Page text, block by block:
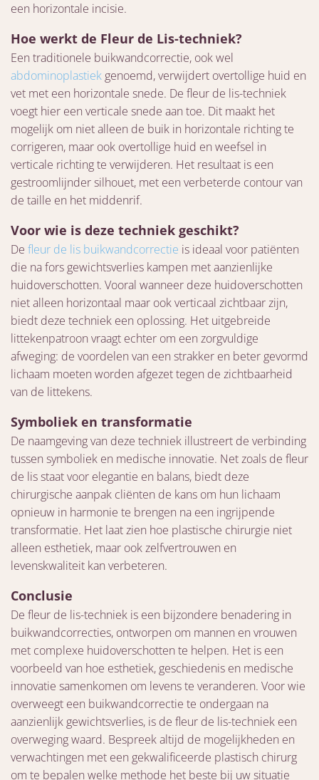
een horizontale incisie.
Hoe werkt de Fleur de Lis-techniek?
Een traditionele buikwandcorrectie, ook wel
abdominoplastiekgenoemd, verwijdert overtollige huid en
vet met een horizontale snede. De fleur de lis-techniek
voegt hier een verticale snede aan toe. Dit maakt het
mogelijk om niet alleen de buik in horizontale richting te
corrigeren, maar ook overtollige huid en weefsel in
verticale richting te verwijderen. Het resultaat is een
gestroomlijnder silhouet, met een verbeterde contour van
de taille en het middenrif.
Voor wie is deze techniek geschikt?
De fleur de lis buikwandcorrectie is ideaal voor patiënten
die na fors gewichtsverlies kampen met aanzienlijke
huidoverschotten. Vooral wanneer deze huidoverschotten
niet alleen horizontaal maar ook verticaal zichtbaar zijn,
biedt deze techniek een oplossing. Het uitgebreide
littekenpatroon vraagt echter om een zorgvuldige
afweging: de voordelen van een strakker en beter gevormd
lichaam moeten worden afgezet tegen de zichtbaarheid
van de littekens.
Symboliek en transformatie
De naamgeving van deze techniek illustreert de verbinding
tussen symboliek en medische innovatie. Net zoals de fleur
de lis staat voor elegantie en balans, biedt deze
chirurgische aanpak cliënten de kans om hun lichaam
opnieuw in harmonie te brengen na een ingrijpende
transformatie. Het laat zien hoe plastische chirurgie niet
alleen esthetiek, maar ook zelfvertrouwen en
levenskwaliteit kan verbeteren.
Conclusie
De fleur de lis-techniek is een bijzondere benadering in
buikwandcorrecties, ontworpen om mannen en vrouwen
met complexe huidoverschotten te helpen. Het is een
voorbeeld van hoe esthetiek, geschiedenis en medische
innovatie samenkomen om levens te veranderen. Voor wie
overweegt een buikwandcorrectie te ondergaan na
aanzienlijk gewichtsverlies, is de fleur de lis-techniek een
overweging waard. Bespreek altijd de mogelijkheden en
verwachtingen met een gekwalificeerde plastisch chirurg
om te bepalen welke methode het beste bij uw situatie